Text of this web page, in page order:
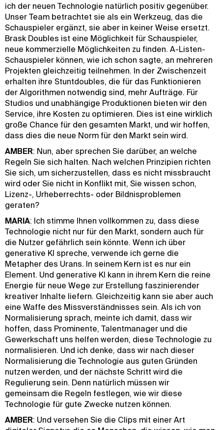
ich der neuen Technologie natürlich positiv gegenüber.
Unser Team betrachtet sie als ein Werkzeug, das die
Schauspieler ergänzt, sie aber in keiner Weise ersetzt.
Brask Doubles ist eine Möglichkeit für Schauspieler,
neue kommerzielle Möglichkeiten zu finden. A-Listen-
Schauspieler können, wie ich schon sagte, an mehreren
Projekten gleichzeitig teilnehmen. In der Zwischenzeit
erhalten ihre Stuntdoubles, die für das Funktionieren
der Algorithmen notwendig sind, mehr Aufträge. Für
Studios und unabhängige Produktionen bieten wir den
Service, ihre Kosten zu optimieren. Dies ist eine wirklich
große Chance für den gesamten Markt, und wir hoffen,
dass dies die neue Norm für den Markt sein wird.
AMBER: Nun, aber sprechen Sie darüber, an welche
Regeln Sie sich halten. Nach welchen Prinzipien richten
Sie sich, um sicherzustellen, dass es nicht missbraucht
wird oder Sie nicht in Konflikt mit, Sie wissen schon,
Lizenz-, Urheberrechts- oder Bildnisproblemen
geraten?
MARIA: Ich stimme Ihnen vollkommen zu, dass diese
Technologie nicht nur für den Markt, sondern auch für
die Nutzer gefährlich sein könnte. Wenn ich über
generative KI spreche, verwende ich gerne die
Metapher des Urans. In seinem Kern ist es nur ein
Element. Und generative KI kann in ihrem Kern die reine
Energie für neue Wege zur Erstellung faszinierender
kreativer Inhalte liefern. Gleichzeitig kann sie aber auch
eine Waffe des Missverständnisses sein. Als ich von
Normalisierung sprach, meinte ich damit, dass wir
hoffen, dass Prominente, Talentmanager und die
Gewerkschaft uns helfen werden, diese Technologie zu
normalisieren. Und ich denke, dass wir nach dieser
Normalisierung die Technologie aus guten Gründen
nutzen werden, und der nächste Schritt wird die
Regulierung sein. Denn natürlich müssen wir
gemeinsam die Regeln festlegen, wie wir diese
Technologie für gute Zwecke nutzen können.
AMBER: Und versehen Sie die Clips mit einer Art